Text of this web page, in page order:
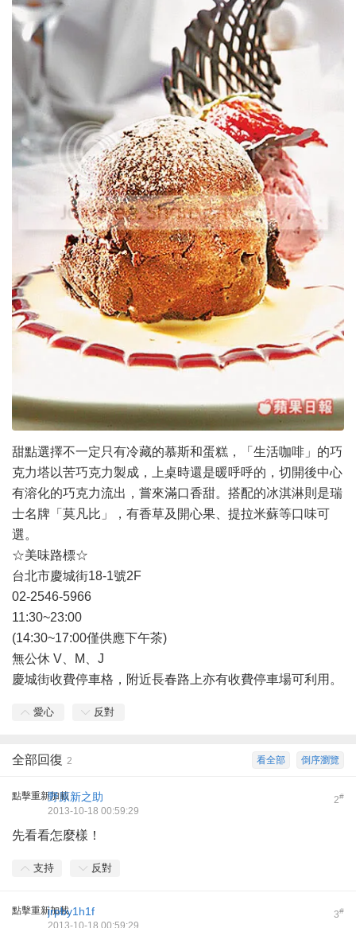
甜點選擇不一定只有冷藏的慕斯和蛋糕，「生活咖啡」的巧
克力塔以苦巧克力製成，上桌時還是暖呼呼的，切開後中心
有溶化的巧克力流出，嘗來滿口香甜。搭配的冰淇淋則是瑞
士名牌「莫凡比」，有香草及開心果、提拉米蘇等口味可
選。
☆美味路標☆
台北市慶城街18-1號2F
02-2546-5966
11:30~23:00
(14:30~17:00僅供應下午茶)
無公休 V、M、J
慶城街收費停車格，附近長春路上亦有收費停車場可利用。
愛心 反對
倒序瀏覽
看全部
全部回復 2
點擊重新加載 2#
野原新之助
2013-10-18 00:59:29
先看看怎麼樣！
支持 反對
點擊重新加載 3#
jrpby1h1f
2013-10-18 00:59:29